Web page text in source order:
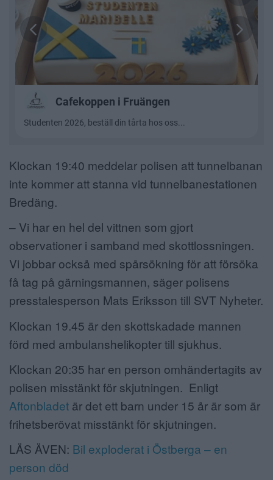
Klockan 19:40 meddelar polisen att tunnelbanan
inte kommer att stanna vid tunnelbanestationen
Bredäng.
– Vi har en hel del vittnen som gjort
observationer i samband med skottlossningen.
Vi jobbar också med spårsökning för att försöka
få tag på gärningsmannen, säger polisens
presstalesperson Mats Eriksson till SVT Nyheter.
Klockan 19.45 är den skottskadade mannen
förd med ambulanshelikopter till sjukhus.
Klockan 20:35 har en person omhändertagits av
polisen misstänkt för skjutningen. Enligt
Aftonbladet är det ett barn under 15 år är som är
frihetsberövat misstänkt för skjutningen.
LÄS ÄVEN: Bil exploderat i Östberga – en
person död